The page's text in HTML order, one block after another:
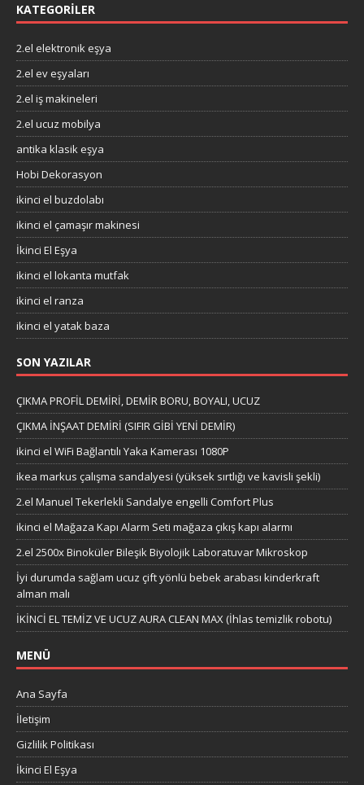
KATEGORILER
2.el elektronik eşya
2.el ev eşyaları
2.el iş makineleri
2.el ucuz mobilya
antika klasik eşya
Hobi Dekorasyon
ikinci el buzdolabı
ikinci el çamaşır makinesi
İkinci El Eşya
ikinci el lokanta mutfak
ikinci el ranza
ikinci el yatak baza
SON YAZILAR
ÇIKMA PROFİL DEMİRİ, DEMİR BORU, BOYALI, UCUZ
ÇIKMA İNŞAAT DEMİRİ (SIFIR GİBİ YENİ DEMİR)
ikinci el WiFi Bağlantılı Yaka Kamerası 1080P
ikea markus çalışma sandalyesi (yüksek sırtlığı ve kavisli şekli)
2.el Manuel Tekerlekli Sandalye engelli Comfort Plus
ikinci el Mağaza Kapı Alarm Seti mağaza çıkış kapı alarmı
2.el 2500x Binoküler Bileşik Biyolojik Laboratuvar Mikroskop
İyi durumda sağlam ucuz çift yönlü bebek arabası kinderkraft
alman malı
İKİNCİ EL TEMİZ VE UCUZ AURA CLEAN MAX (İhlas temizlik robotu)
MENÜ
Ana Sayfa
İletişim
Gizlilik Politikası
İkinci El Eşya